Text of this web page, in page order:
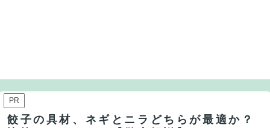
PR
餃子の具材、ネギとニラどちらが最適か？